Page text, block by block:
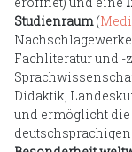
Studienraum(
Fachliteratur und
Didaktik,
und ermöglicht die